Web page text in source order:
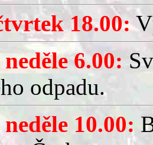
18.00:
6.00:
odpadu.
10.00: